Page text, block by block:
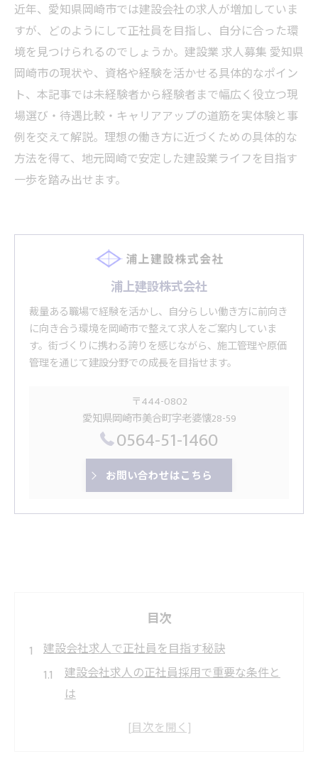
近年、愛知県岡崎市では建設会社の求人が増加していま
すが、どのようにして正社員を目指し、自分に合った環
境を見つけられるのでしょうか。建設業 求人募集 愛知県
岡崎市の現状や、資格や経験を活かせる具体的なポイン
ト、本記事では未経験者から経験者まで幅広く役立つ現
場選び・待遇比較・キャリアアップの道筋を実体験と事
例を交えて解説。理想の働き方に近づくための具体的な
方法を得て、地元岡崎で安定した建設業ライフを目指す
一歩を踏み出せます。
浦上建設株式会社
裁量ある職場で経験を活かし、自分らしい働き方に前向き
に向き合う環境を岡崎市で整えて求人をご案内していま
す。街づくりに携わる誇りを感じながら、施工管理や原価
管理を通じて建設分野での成長を目指せます。
〒444-0802
愛知県岡崎市美合町字老婆懐28-59
0564-51-1460
お問い合わせはこちら
目次
建設会社求人で正社員を目指す秘訣
建設会社求人の正社員採用で重要な条件と
は
愛知県岡崎市で建設業に転職するメリット